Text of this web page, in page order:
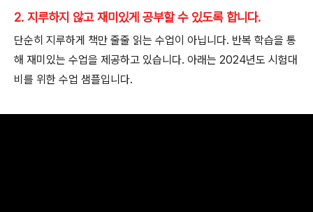
2. 지루하지 않고 재미있게 공부할 수 있도록 합니다.
단순히 지루하게 책만 줄줄 읽는 수업이 아닙니다. 반복 학습을 통
해 재미있는 수업을 제공하고 있습니다. 아래는 2024년도 시험대
비를 위한 수업 샘플입니다.